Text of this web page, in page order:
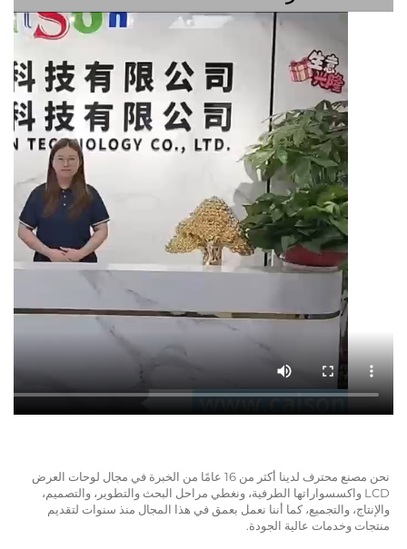
نحن مصنع محترف لدينا أكثر من 16 عامًا من الخبرة في مجال لوحات العرض
LCD واكسسواراتها الطرفية، ونغطي مراحل البحث والتطوير، والتصميم،
والإنتاج، والتجميع، كما أننا نعمل بعمق في هذا المجال منذ سنوات لتقديم
عالية الجودة.